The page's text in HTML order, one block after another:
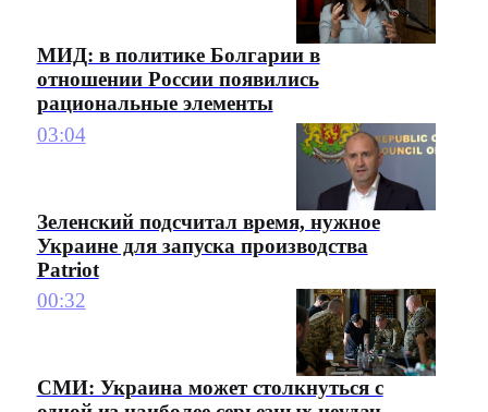
МИД: в политике Болгарии в
отношении России появились
рациональные элементы
03:04
Зеленский подсчитал время, нужное
Украине для запуска производства
Patriot
00:32
СМИ: Украина может столкнуться с